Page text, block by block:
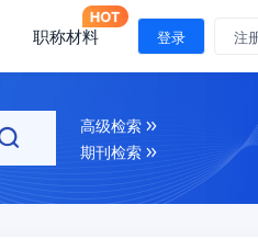
职称材料 登录 注
高级检索
期刊检索